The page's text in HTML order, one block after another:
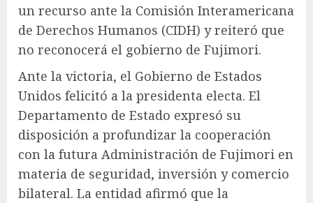
un recurso ante la Comisión Interamericana
de Derechos Humanos (CIDH) y reiteró que
no reconocerá el gobierno de Fujimori.
Ante la victoria, el Gobierno de Estados
Unidos felicitó a la presidenta electa. El
Departamento de Estado expresó su
disposición a profundizar la cooperación
con la futura Administración de Fujimori en
materia de seguridad, inversión y comercio
bilateral. La entidad afirmó que la